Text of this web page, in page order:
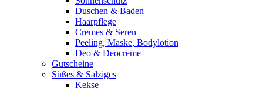
Duschen & Baden
Haarpflege
Cremes & Seren
Peeling, Maske, Bodylotion
Deo & Deocreme
Gutscheine
Süßes & Salziges
Kekse